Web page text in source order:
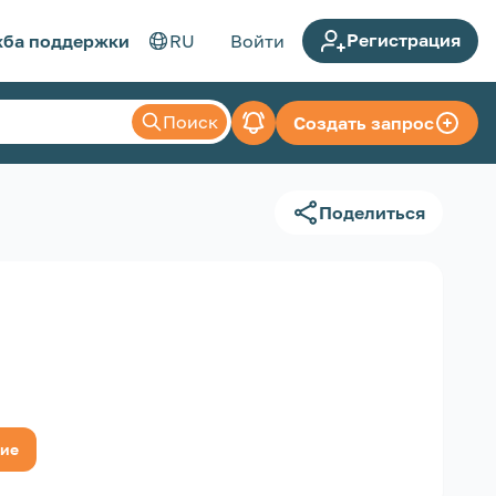
поддержки RU Войти Регистрация
Поиск Создать запрос
Поделиться